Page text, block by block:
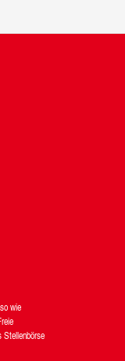
wie
Stellenbörse